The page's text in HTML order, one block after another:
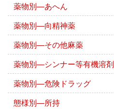
薬物別―あへん
薬物別―向精神薬
薬物別―その他麻薬
薬物別―シンナー等有機溶剤
薬物別―危険ドラッグ
態様別―所持